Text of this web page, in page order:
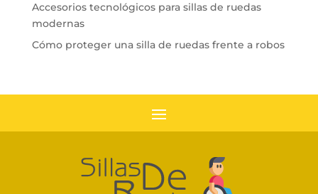
Accesorios tecnológicos para sillas de ruedas
modernas
Cómo proteger una silla de ruedas frente a robos